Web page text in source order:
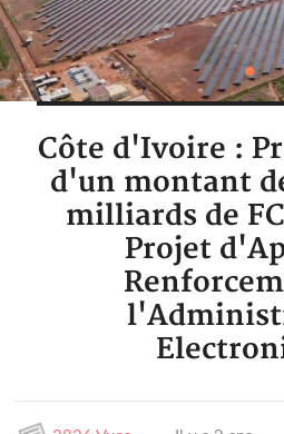
Côte d'Ivoire :
d'un montant
milliards de
Projet